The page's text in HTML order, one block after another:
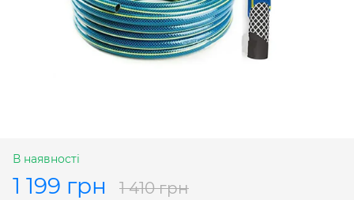
В наявності
1 199 грн 1 410 грн